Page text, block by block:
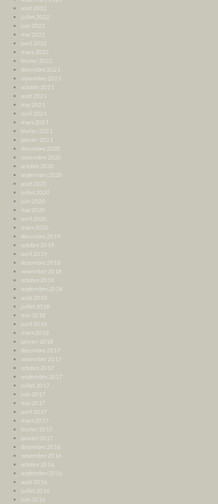
août 2022
juillet 2022
juin 2022
mai 2022
avril 2022
mars 2022
février 2022
décembre 2021
novembre 2021
octobre 2021
août 2021
mai 2021
avril 2021
mars 2021
février 2021
janvier 2021
décembre 2020
novembre 2020
octobre 2020
septembre 2020
août 2020
juillet 2020
juin 2020
mai 2020
avril 2020
mars 2020
décembre 2019
octobre 2019
avril 2019
décembre 2018
novembre 2018
octobre 2018
septembre 2018
août 2018
juillet 2018
mai 2018
avril 2018
mars 2018
janvier 2018
décembre 2017
novembre 2017
octobre 2017
septembre 2017
juillet 2017
juin 2017
mai 2017
avril 2017
mars 2017
février 2017
janvier 2017
décembre 2016
novembre 2016
octobre 2016
septembre 2016
août 2016
juillet 2016
juin 2016